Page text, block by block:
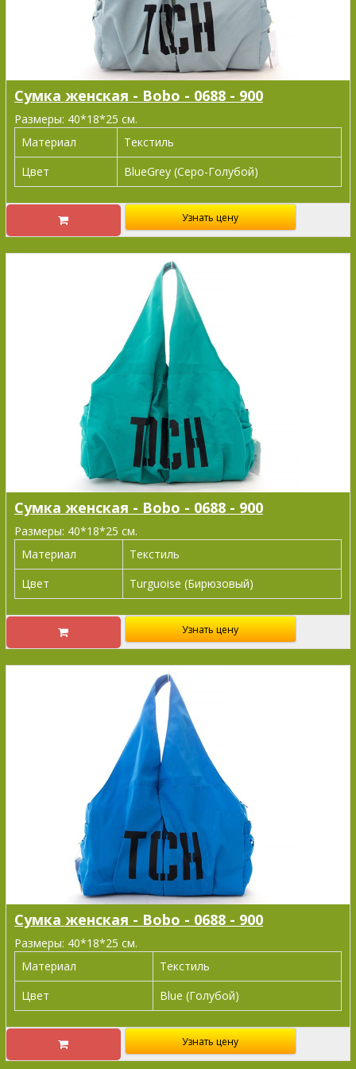
Сумка женская - Bobo - 0688 - 900
Размеры: 40*18*25 см.
Материал
Текстиль
Цвет
BlueGrey (Серо-Голубой)
Узнать цену
Сумка женская - Bobo - 0688 - 900
Размеры: 40*18*25 см.
Материал
Текстиль
Цвет
Turguoise (Бирюзовый)
Узнать цену
Сумка женская - Bobo - 0688 - 900
Размеры: 40*18*25 см.
Материал
Текстиль
Цвет
Blue (Голубой)
Узнать цену